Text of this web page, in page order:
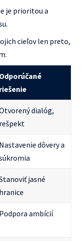
je prioritou a
cieľov len preto,
Odporúčané
riešenie
dialóg,
rešpekt
Nastavenie dôvery a
jasné
hranice
Podpora ambícií